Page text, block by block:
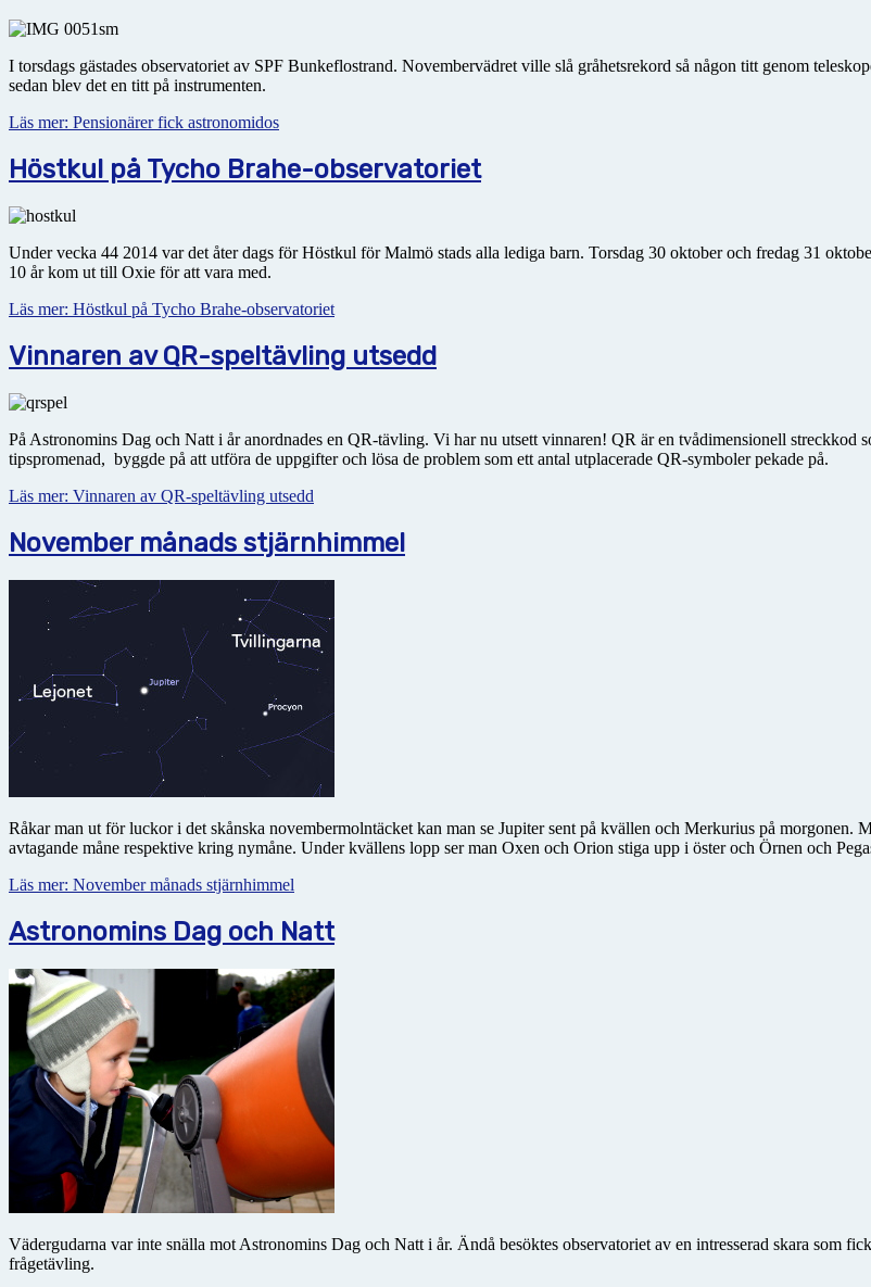
I torsdags gästades observatoriet av SPF Bunkeflostrand. Novembervädret ville slå gråhetsrekord så någon titt genom
sedan blev det en titt på instrumenten.
Läs mer: Pensionärer fick astronomidos
Höstkul på Tycho Brahe-observatoriet
Under vecka 44 2014 var det åter dags för Höstkul för Malmö stads alla lediga barn. Torsdag 30 oktober och fredag 31
10 år kom ut till Oxie för att vara med.
Läs mer: Höstkul på Tycho Brahe-observatoriet
Vinnaren av QR-speltävling utsedd
På Astronomins Dag och Natt i år anordnades en QR-tävling. Vi har nu utsett vinnaren! QR är en tvådimensionell streckkod
tipspromenad, byggde på att utföra de uppgifter och lösa de problem som ett antal utplacerade QR-symboler pekade på.
Läs mer: Vinnaren av QR-speltävling utsedd
November månads stjärnhimmel
Råkar man ut för luckor i det skånska novembermolntäcket kan man se Jupiter sent på kvällen och Merkurius på morgonen.
avtagande måne respektive kring nymåne. Under kvällens lopp ser man Oxen och Orion stiga upp i öster och Örnen och
Läs mer: November månads stjärnhimmel
Astronomins Dag och Natt
Vädergudarna var inte snälla mot Astronomins Dag och Natt i år. Ändå besöktes observatoriet av en intresserad skara som
frågetävling.